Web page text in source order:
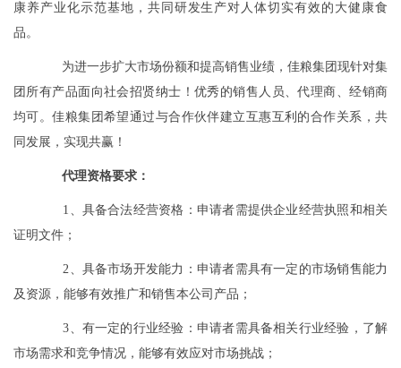
康养产业化示范基地，共同研发生产对人体切实有效的大健康食
品。
为进一步扩大市场份额和提高销售业绩，佳粮集团现针对集
团所有产品面向社会招贤纳士！优秀的销售人员、代理商、经销商
均可。佳粮集团希望通过与合作伙伴建立互惠互利的合作关系，共
同发展，实现共赢！
代理资格要求：
1、具备合法经营资格：申请者需提供企业经营执照和相关
证明文件；
2、具备市场开发能力：申请者需具有一定的市场销售能力
及资源，能够有效推广和销售本公司产品；
3、有一定的行业经验：申请者需具备相关行业经验，了解
市场需求和竞争情况，能够有效应对市场挑战；